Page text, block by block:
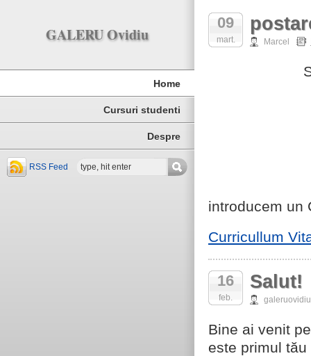
GALERU Ovidiu
Home
Cursuri studenti
Despre
RSS Feed
09
mart. Marcel
introducem un
Curricullum
16
feb.
Salut!
galeruovidiu
Bine ai venit
este primul